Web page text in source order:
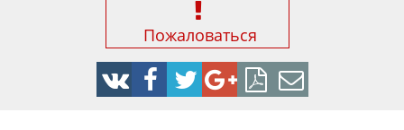
Пожаловаться